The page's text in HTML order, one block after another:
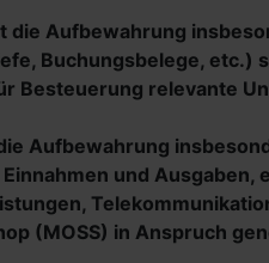
Aufbewahrung
Buchungsbelege, etc.)
Besteuerung relevante
Aufbewahrung
und
(MOSS) in Anspruch